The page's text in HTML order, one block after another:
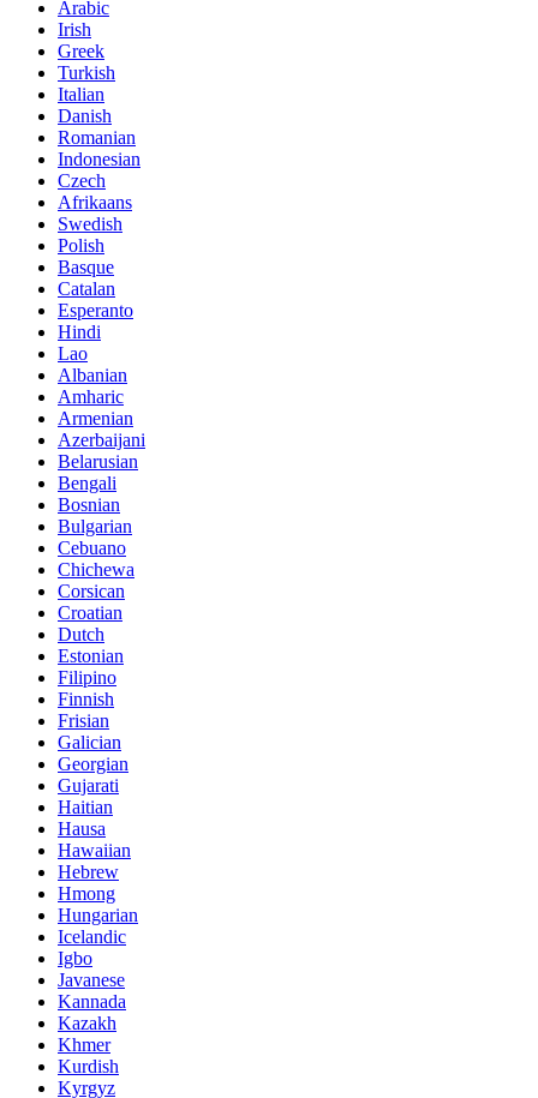
Arabic
Irish
Greek
Turkish
Italian
Danish
Romanian
Indonesian
Czech
Afrikaans
Swedish
Polish
Basque
Catalan
Esperanto
Hindi
Lao
Albanian
Amharic
Armenian
Azerbaijani
Belarusian
Bengali
Bosnian
Bulgarian
Cebuano
Chichewa
Corsican
Croatian
Dutch
Estonian
Filipino
Finnish
Frisian
Galician
Georgian
Gujarati
Haitian
Hausa
Hawaiian
Hebrew
Hmong
Hungarian
Icelandic
Igbo
Javanese
Kannada
Kazakh
Khmer
Kurdish
Kyrgyz